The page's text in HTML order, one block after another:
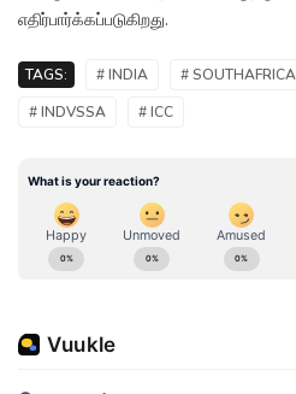
எதிர்பார்க்கப்படுகிறது.
TAGS: # INDIA # SOUTHAFRICA
# INDVSSA
# ICC